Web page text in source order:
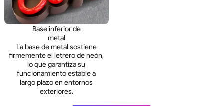
Base inferior de
metal
La base de metal sostiene
firmemente el letrero de neón,
lo que garantiza su
funcionamiento estable a
largo plazo en entornos
exteriores.